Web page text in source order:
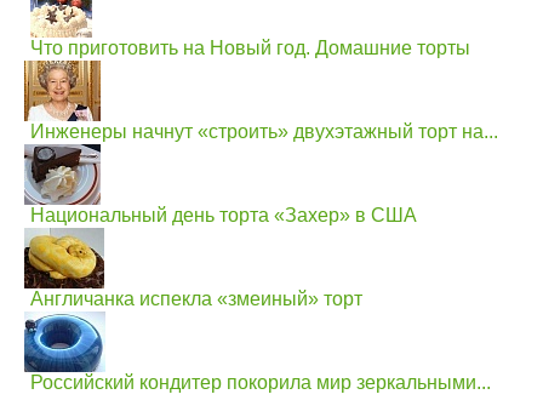
Что приготовить на Новый год. Домашние торты
Инженеры начнут «строить» двухэтажный торт на...
Национальный день торта «Захер» в США
Англичанка испекла «змеиный» торт
Российский кондитер покорила мир зеркальными...